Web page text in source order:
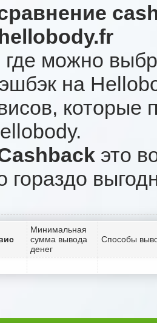
где можно
на
которые
это
гораздо
Минимальная
сумма вывода
денег
Способы